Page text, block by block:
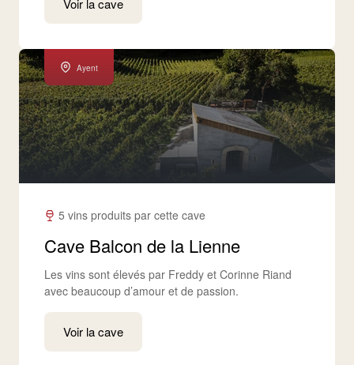
Voir la cave
Ayent
5 vins produits par cette cave
Cave Balcon de la Lienne
Les vins sont élevés par Freddy et Corinne Riand
avec beaucoup d’amour et de passion.
Voir la cave